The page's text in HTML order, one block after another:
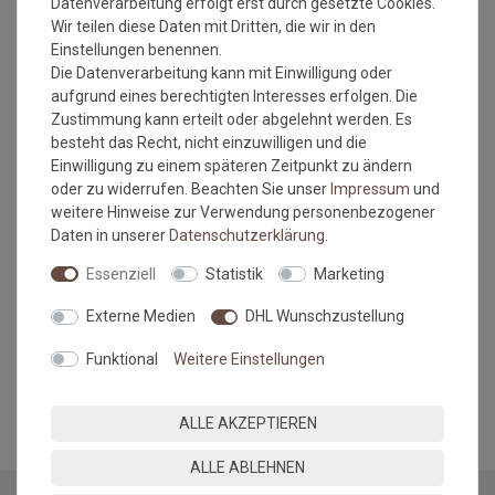
Einsatzbereich: Wohnbereich
Bitte beachten Sie immer dieVerlege - und
Pflegehinweise des Herstellers.
Wichtiger Hinweis:
Maßtoleranzen von 1-3 % können auftreten und sind völlig
normal.
Kleine Unregelmäßigkeiten (z.b. Noppenübersprünge) in
Farbabweichungen zwischen Bildschirmfoto und Original sind
nicht auszuschließen. Wir empfehlen, sich ein Muster
anzufordern.
Wir teilen diese Daten mit Dritten, die wir in den
Einstellungen benennen.
Die Datenverarbeitung kann mit Einwilligung oder
aufgrund eines berechtigten Interesses erfolgen. Die
Zustimmung kann erteilt oder abgelehnt werden. Es
besteht das Recht, nicht einzuwilligen und die
Einwilligung zu einem späteren Zeitpunkt zu ändern
oder zu widerrufen. Beachten Sie unserImpressum und
weitere Hinweise zur Verwendung personenbezogener
Daten in unsererDaten­schutz­erklärung
Essenziell Statistik Marketing
Externe Medien DHL Wunschzustellung
Funktional Weitere Einstellungen
ALLE AKZEPTIEREN
ALLE ABLEHNEN